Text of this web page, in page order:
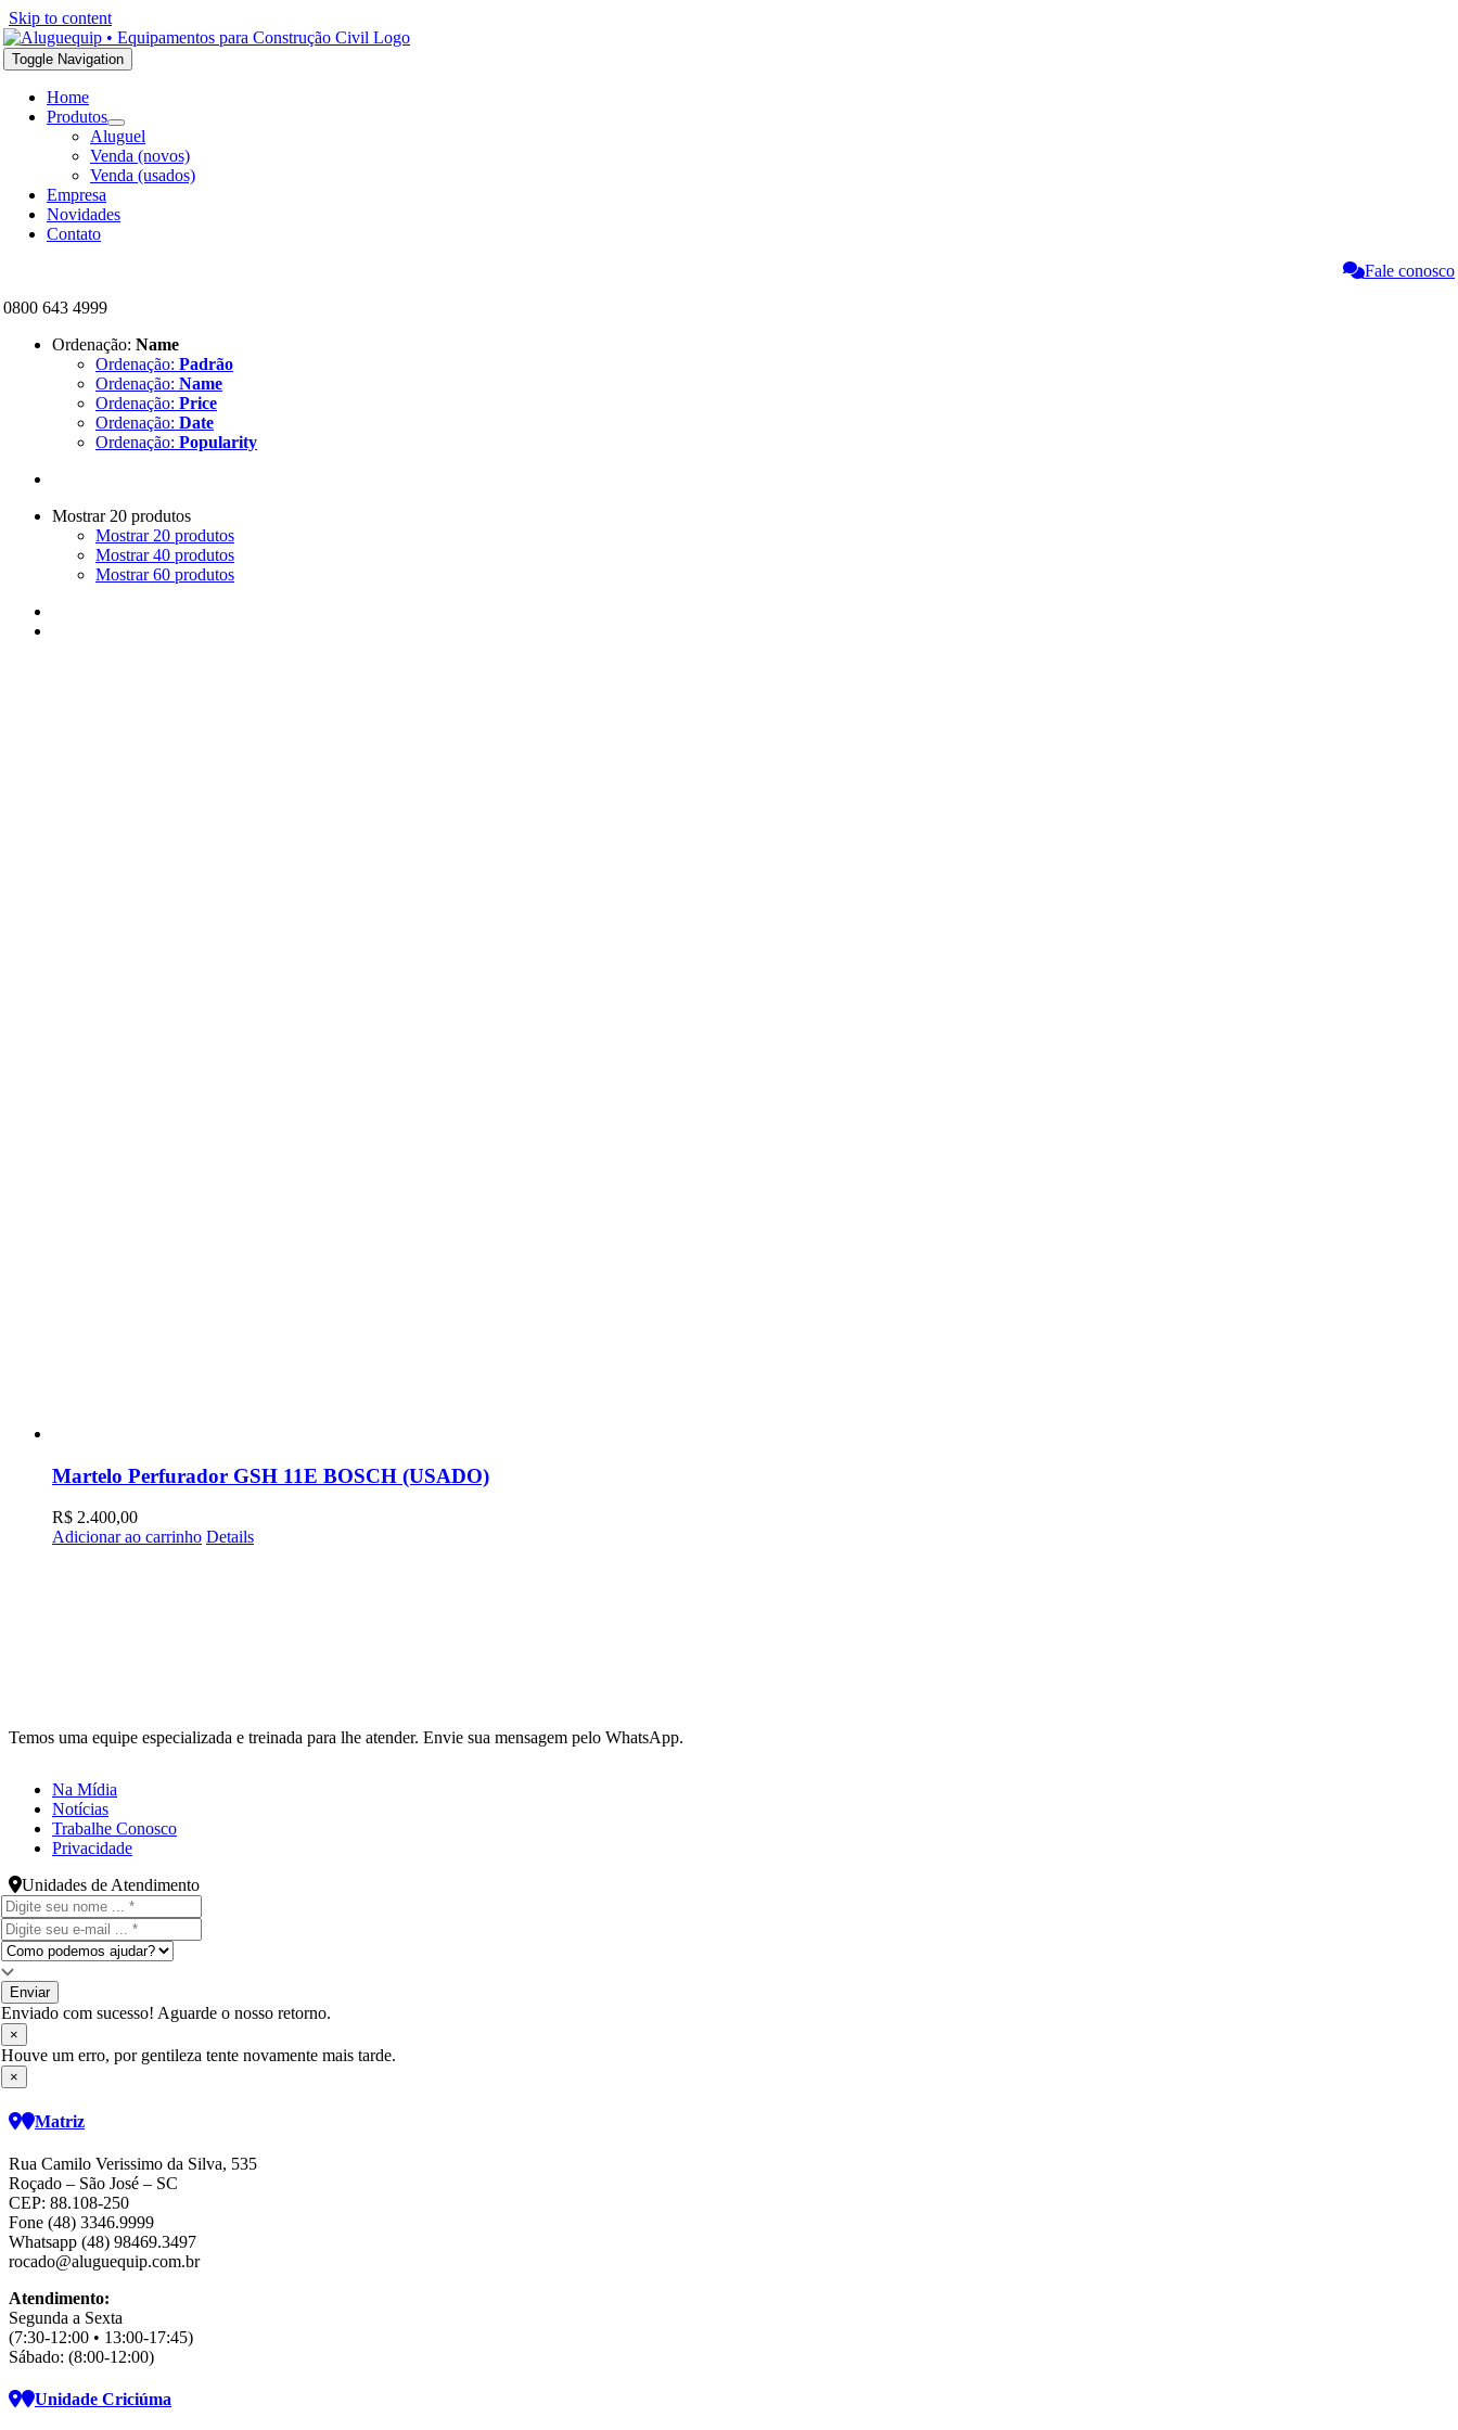
Skip to content
Toggle Navigation
Home
Produtos
Aluguel
Venda (novos)
Venda (usados)
Empresa
Novidades
Contato
Fale conosco
0800 643 4999
Ordenação: Name
Ordenação: Padrão
Ordenação: Name
Ordenação: Price
Ordenação: Date
Ordenação: Popularity
Mostrar 20 produtos
Mostrar 20 produtos
Mostrar 40 produtos
Mostrar 60 produtos
Martelo Perfurador GSH 11E BOSCH (USADO)
R$ 2.400,00
Adicionar ao carrinho Details
Temos uma equipe especializada e treinada para lhe atender. Envie sua mensagem pelo WhatsApp.
Na Mídia
Notícias
Trabalhe Conosco
Privacidade
Unidades de Atendimento
Enviar
Enviado com sucesso! Aguarde o nosso retorno.
×
Houve um erro, por gentileza tente novamente mais tarde.
×
Matriz
Rua Camilo Verissimo da Silva, 535
Roçado – São José – SC
CEP: 88.108-250
Fone (48) 3346.9999
Whatsapp (48) 98469.3497
rocado@aluguequip.com.br
Atendimento:
Segunda a Sexta
(7:30-12:00 • 13:00-17:45)
Sábado: (8:00-12:00)
Unidade Criciúma